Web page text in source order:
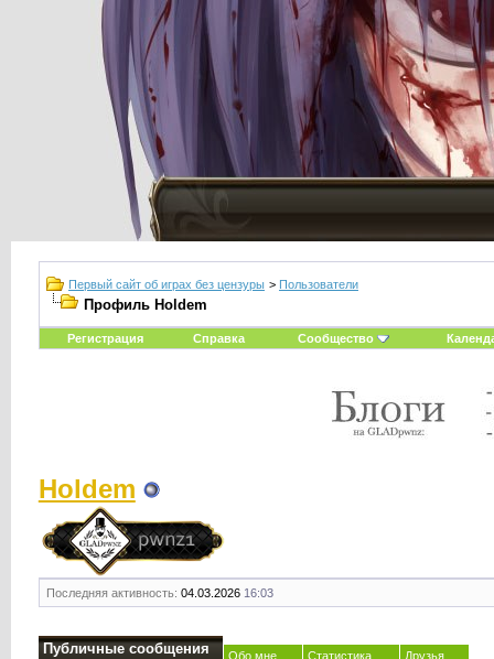
Первый сайт об играх без цензуры > Пользователи
Профиль Holdem
Регистрация Справка Сообщество
Holdem
Последняя активность: 04.03.2026 16:03
Публичные сообщения Обо мне Статистика Друзья